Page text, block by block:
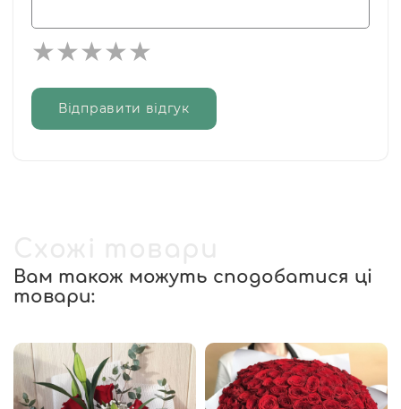
Відправити відгук
Вам також можуть сподобатися ці
товари: